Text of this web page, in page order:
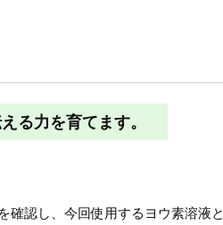
る力を育てます。
認し、今回使用するヨウ素溶液